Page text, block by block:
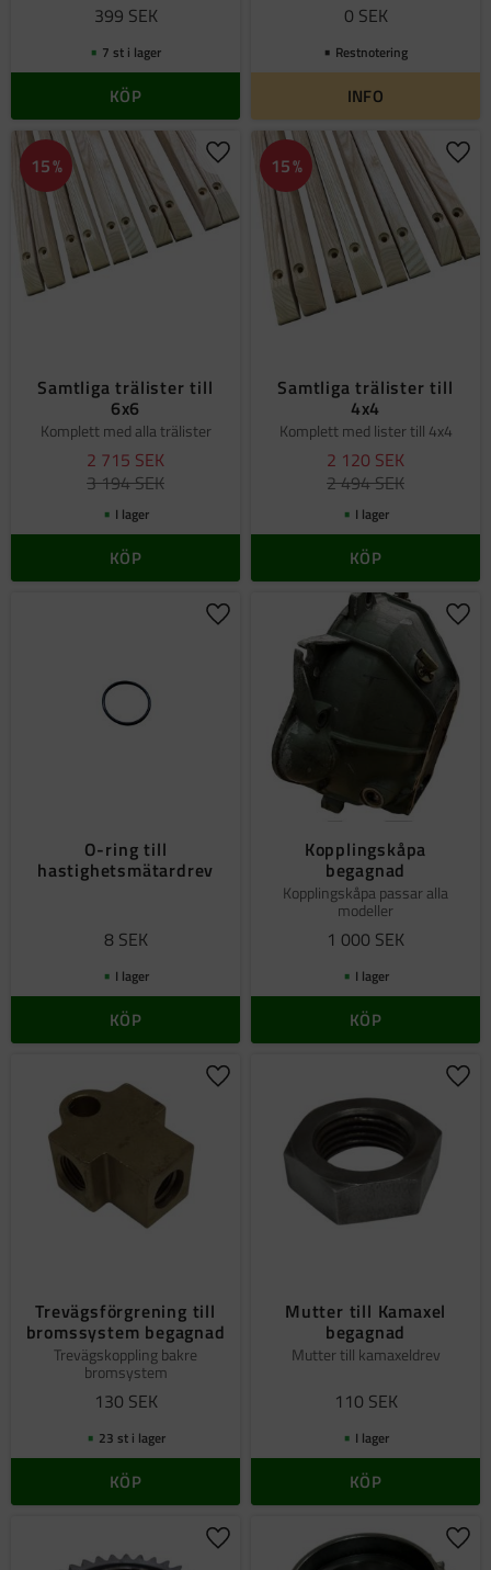
399 SEK
7 st i lager
KÖP
0 SEK
Restnotering
INFO
Samtliga trälister till
6x6
Komplett med alla trälister
2 715 SEK
3 194SEK
15% Lägg till i favoriter
I lager
KÖP
Samtliga trälister till
4x4
Komplett med lister till 4x4
2 120 SEK
2 494SEK
15%
I lager
KÖP
O-ring till
hastighetsmätardrev
8 SEK
Lägg till i favoriter
I lager
KÖP
Kopplingskåpa
begagnad
Kopplingskåpa passar alla
modeller
1 000 SEK
I lager
KÖP
Trevägsförgrening till
bromssystem begagnad
Trevägskoppling bakre
bromsystem
130 SEK
Lägg till i favoriter
23 st i lager
KÖP
Mutter till Kamaxel
begagnad
Mutter till kamaxeldrev
110 SEK
I lager
KÖP
Lägg till i favoriter